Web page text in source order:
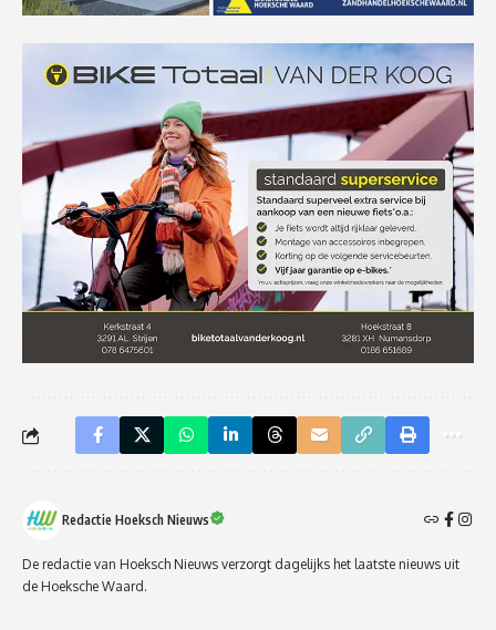
Redactie Hoeksch Nieuws
De redactie van Hoeksch Nieuws verzorgt dagelijks het laatste nieuws uit
de Hoeksche Waard.